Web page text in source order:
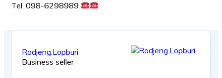
Tel. 098-6298989
Rodjeng.Lopburi
Business seller